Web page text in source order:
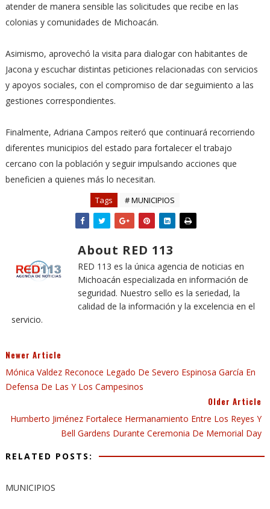
atender de manera sensible las solicitudes que recibe en las
colonias y comunidades de Michoacán.
Asimismo, aprovechó la visita para dialogar con habitantes de
Jacona y escuchar distintas peticiones relacionadas con servicios
y apoyos sociales, con el compromiso de dar seguimiento a las
gestiones correspondientes.
Finalmente, Adriana Campos reiteró que continuará recorriendo
diferentes municipios del estado para fortalecer el trabajo
cercano con la población y seguir impulsando acciones que
beneficien a quienes más lo necesitan.
Tags # MUNICIPIOS
About RED 113
RED 113 es la única agencia de noticias en
Michoacán especializada en información de
seguridad. Nuestro sello es la seriedad, la
calidad de la información y la excelencia en el
servicio.
Newer Article
Mónica Valdez Reconoce Legado De Severo Espinosa García En
Defensa De Las Y Los Campesinos
Older Article
Humberto Jiménez Fortalece Hermanamiento Entre Los Reyes Y
Bell Gardens Durante Ceremonia De Memorial Day
RELATED POSTS:
MUNICIPIOS